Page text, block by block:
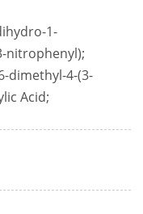
1-
nitrophenyl);
dimethyl-4-(3-
Acid;